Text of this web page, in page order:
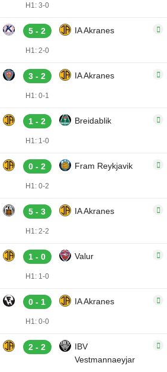
H1: 3-0
5 - 2 IA Akranes
H1: 2-0
3 - 2 IA Akranes
H1: 0-1
1 - 2 Breidablik
H1: 1-0
0 - 2 Fram Reykjavik
H1: 0-2
5 - 3 IA Akranes
H1: 2-2
1 - 0 Valur
H1: 1-0
0 - 1 IA Akranes
H1: 0-0
2 - 2
IBV
Vestmannaeyjar